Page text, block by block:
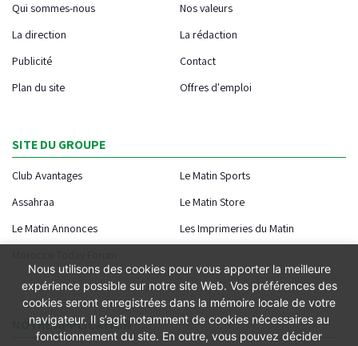
Qui sommes-nous
Nos valeurs
La direction
La rédaction
Publicité
Contact
Plan du site
Offres d'emploi
SITE DU GROUPE
Club Avantages
Le Matin Sports
Assahraa
Le Matin Store
Le Matin Annonces
Les Imprimeries du Matin
NOTRE APPLICATION
Nous utilisons des cookies pour vous apporter la meilleure
expérience possible sur notre site Web. Vos préférences des
cookies seront enregistrées dans la mémoire locale de votre
navigateur. Il s’agit notamment de cookies nécessaires au
fonctionnement du site. En outre, vous pouvez décider